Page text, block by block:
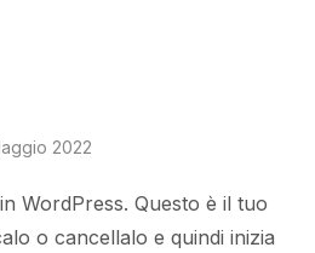
2022
WordPress. Questo è il tuo
o cancellalo e quindi inizia